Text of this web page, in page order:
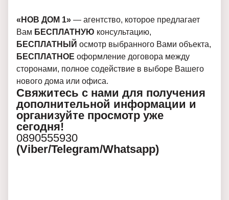
«НОВ ДОМ 1» — агентство, которое предлагает
Вам БЕСПЛАТНУЮ консультацию,
БЕСПЛАТНЫЙ осмотр выбранного Вами объекта,
БЕСПЛАТНОЕ оформление договора между
сторонами, полное содействие в выборе Вашего
нового дома или офиса.
Свяжитесь с нами для получения
дополнительной информации и
организуйте просмотр уже
сегодня!
0890555930
(Viber/Telegram/Whatsapp)